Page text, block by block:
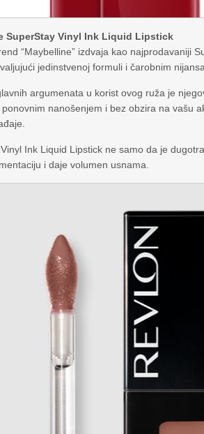
SuperStay Vinyl Ink Liquid Lipstick
“Maybelline” izdvaja kao najprodavaniji
jedinstvenoj formuli i čarobnim
argumenata u korist ovog ruža je
nanošenjem i bez obzira na vašu
Ink Liquid Lipstick ne samo da je
i daje volumen usnama.